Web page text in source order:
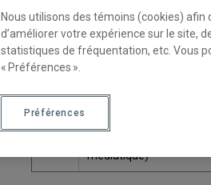
Une version plus
CODE
médiatique)
Nous utilisons des témoins (cookies)
d’améliorer votre expérience sur le site,
statistiques de fréquentation, etc. Vous
« Préférences ».
Préférences